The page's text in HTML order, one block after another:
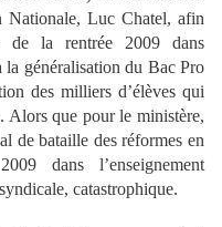
Nationale, Luc Chatel, afin
de la rentrée 2009 dans
la généralisation du Bac Pro
des milliers d’élèves qui
Alors que pour le ministère,
de bataille des réformes en
dans l’enseignement
catastrophique.